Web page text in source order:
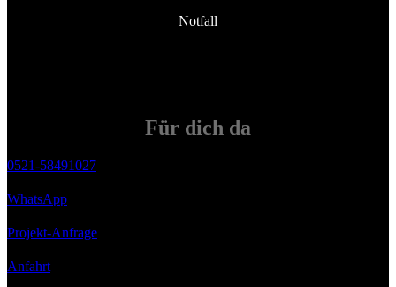
Notfall
Für dich da
0521-58491027
WhatsApp
Projekt-Anfrage
Anfahrt